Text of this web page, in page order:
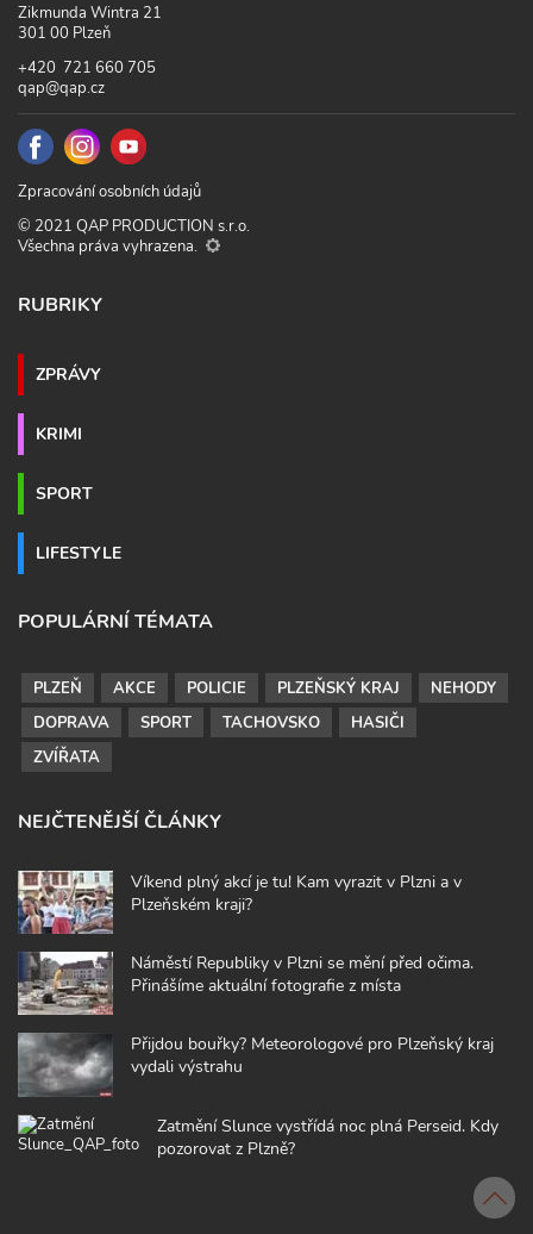
Zikmunda Wintra 21
301 00 Plzeň
+420 721 660 705
qap@qap.cz
Zpracování osobních údajů
© 2021 QAP PRODUCTION s.r.o.
Všechna práva vyhrazena.
RUBRIKY
ZPRÁVY
KRIMI
SPORT
LIFESTYLE
POPULÁRNÍ TÉMATA
PLZEŇ AKCE POLICIE PLZEŇSKÝ KRAJ
NEHODY
DOPRAVA
SPORT TACHOVSKO
HASIČI
ZVÍŘATA
NEJČTENĚJŠÍ ČLÁNKY
Víkend plný akcí je tu! Kam vyrazit v Plzni a v
Plzeňském kraji?
Náměstí Republiky v Plzni se mění před očima.
Přinášíme aktuální fotografie z místa
Přijdou bouřky? Meteorologové pro Plzeňský kraj
vydali výstrahu
Zatmění Slunce vystřídá noc plná Perseid. Kdy
pozorovat z Plzně?